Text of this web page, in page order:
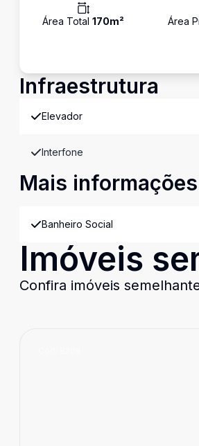
Área Total 170m² Área
Infraestrutura
Elevador
Interfone
Mais informações
Banheiro Social
Imóveis
Confira imóveis